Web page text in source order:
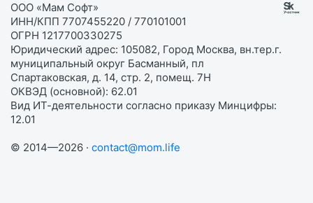
ООО «Мам Софт»
ИНН/КПП 7707455220 / 770101001
ОГРН 1217700330275
Юридический адрес: 105082, Город Москва, вн.тер.г.
муниципальный округ Басманный, пл
Спартаковская, д. 14, стр. 2, помещ. 7Н
ОКВЭД (основной): 62.01
Вид ИТ-деятельности согласно приказу Минцифры:
12.01
© 2014—2026 · contact@mom.life